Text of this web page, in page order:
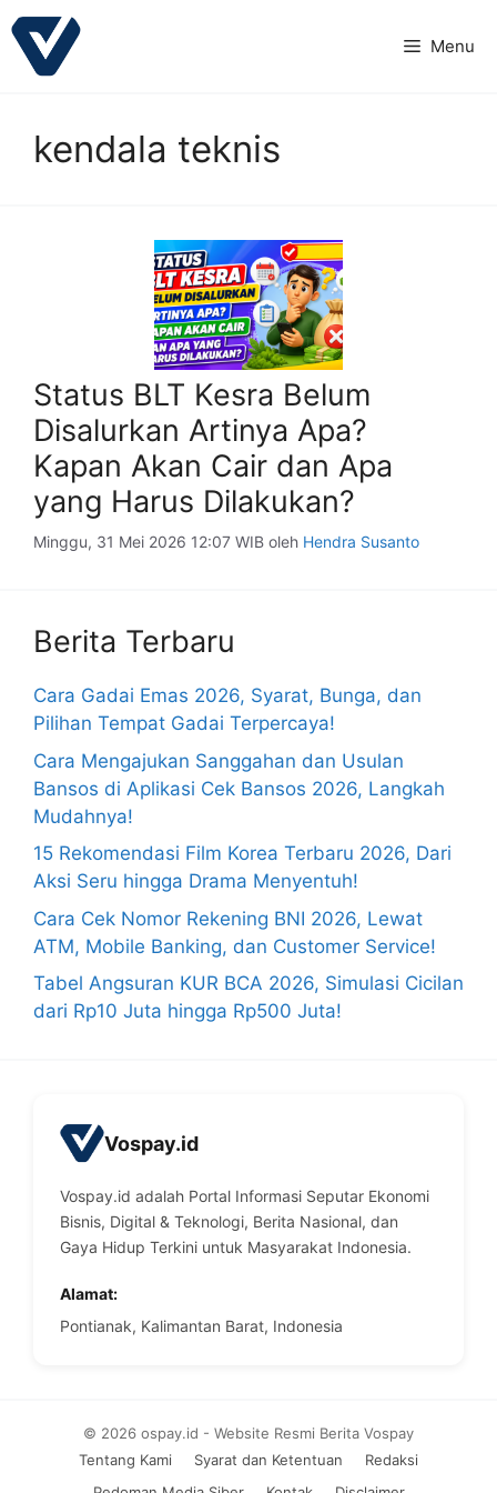
Langsung
ke
Menu
kendala teknis
Status BLT Kesra Belum
Disalurkan Artinya Apa?
Kapan Akan Cair dan Apa
yang Harus Dilakukan?
Minggu, 31 Mei 2026 12:07 WIB oleh Hendra Susanto
Berita Terbaru
Cara Gadai Emas 2026, Syarat, Bunga, dan
Pilihan Tempat Gadai Terpercaya!
Cara Mengajukan Sanggahan dan Usulan
Bansos di Aplikasi Cek Bansos 2026, Langkah
Mudahnya!
15 Rekomendasi Film Korea Terbaru 2026, Dari
Aksi Seru hingga Drama Menyentuh!
Cara Cek Nomor Rekening BNI 2026, Lewat
ATM, Mobile Banking, dan Customer Service!
Tabel Angsuran KUR BCA 2026, Simulasi Cicilan
dari Rp10 Juta hingga Rp500 Juta!
Vospay.id
Vospay.id adalah Portal Informasi Seputar Ekonomi
Bisnis, Digital & Teknologi, Berita Nasional, dan
Gaya Hidup Terkini untuk Masyarakat Indonesia.
Alamat:
Pontianak, Kalimantan Barat, Indonesia
Tentang Kami Syarat dan Ketentuan
Redaksi
© 2026 ospay.id - Website Resmi Berita Vospay